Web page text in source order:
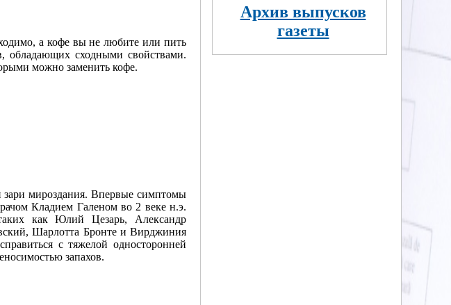
Архив выпусков
газеты
а кофе вы не любите или пить
обладающих сходными свойствами.
можно заменить кофе.
зари мироздания. Впервые симптомы
Кладием Галеном во 2 веке н.э.
как Юлий Цезарь, Александр
Шарлотта Бронте и Вирджиния
с тяжелой односторонней
запахов.